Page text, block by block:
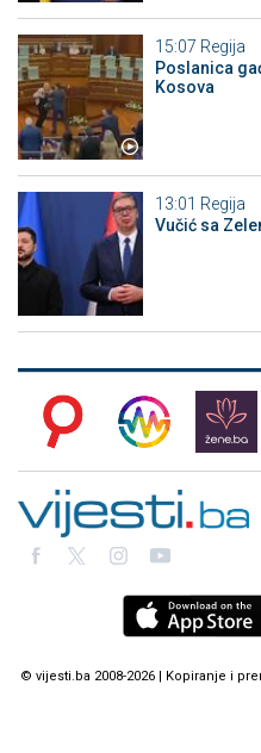
15:07 Regija
Poslanica
Kosova
13:01 Regija
Vučić sa
© vijesti.ba 2008-2026 | Kopiranje i